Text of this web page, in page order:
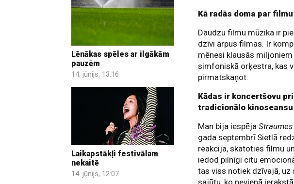
Lēnākas spēles ar ilgākām
pauzēm
14. jūnijs, 13:16
Laikapstākļi festivālam
nekaitē
14. jūnijs, 12:07
Kā radās doma par
Daudzu filmu mūzika ir
dzīvi ārpus filmas. Ir
mēnesi klausās
simfoniskā orķestra, kas
pirmatskaņot.
Kādas ir koncertšovu
tradicionālo
Man bija iespējaStraumes
gada septembrī Sietlā
reakcija, skatoties filmu
iedod pilnīgi citu
tas viss notiek dzīvajā,
sajūtu, ko nevienā